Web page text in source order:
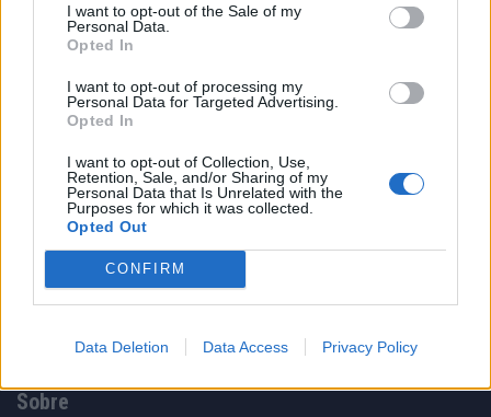
I want to opt-out of the Sale of my
Personal Data.
Opted In
I want to opt-out of processing my
Personal Data for Targeted Advertising.
Opted In
I want to opt-out of Collection, Use,
Retention, Sale, and/or Sharing of my
Personal Data that Is Unrelated with the
Purposes for which it was collected.
Opted Out
CONFIRM
Data Deletion Data Access Privacy Policy
Vídeo – Tesla Cybertruck – Nunca vimos
nada assim!
O Toyota mais português continua à venda
40 anos depois
31/07/2026
Vídeo – Os renovados Skoda Scala e Kamiq
12/02/2024
Sobre